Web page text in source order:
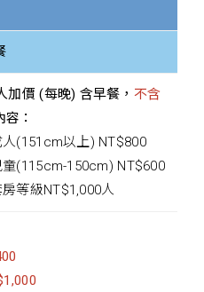
加價 (每晚) 含早餐， 不含
：
(151cm以上) NT$800
(115cm-150cm) NT$600
等級NT$1,000人